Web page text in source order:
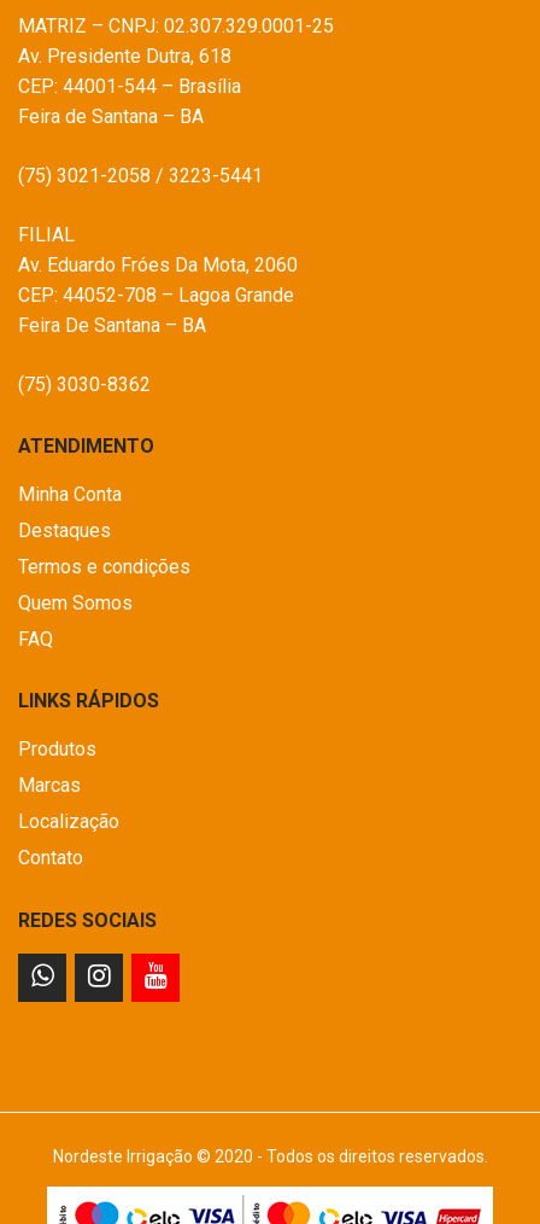
MATRIZ – CNPJ: 02.307.329.0001-25
Av. Presidente Dutra, 618
CEP: 44001-544 – Brasília
Feira de Santana – BA
(75) 3021-2058 / 3223-5441
FILIAL
Av. Eduardo Fróes Da Mota, 2060
CEP: 44052-708 – Lagoa Grande
Feira De Santana – BA
(75) 3030-8362
ATENDIMENTO
Minha Conta
Destaques
Termos e condições
Quem Somos
FAQ
LINKS RÁPIDOS
Produtos
Marcas
Localização
Contato
REDES SOCIAIS
Nordeste Irrigação © 2020 - Todos os direitos reservados.